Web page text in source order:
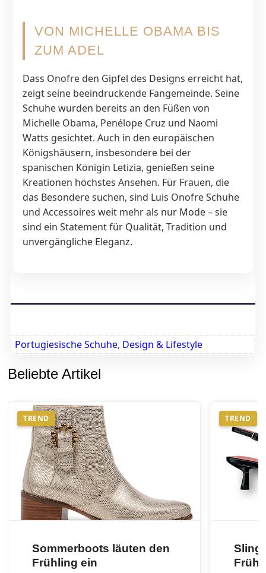
VON MICHELLE OBAMA BIS
ZUM ADEL
Dass Onofre den Gipfel des Designs erreicht hat,
zeigt seine beeindruckende Fangemeinde. Seine
Schuhe wurden bereits an den Füßen von
Michelle Obama, Penélope Cruz und Naomi
Watts gesichtet. Auch in den europäischen
Königshäusern, insbesondere bei der
spanischen Königin Letizia, genießen seine
Kreationen höchstes Ansehen. Für Frauen, die
das Besondere suchen, sind Luis Onofre Schuhe
und Accessoires weit mehr als nur Mode – sie
sind ein Statement für Qualität, Tradition und
unvergängliche Eleganz.
Portugiesische Schuhe, Design & Lifestyle
Beliebte Artikel
TREND
Sommerboots läuten den
Frühling ein
TREND